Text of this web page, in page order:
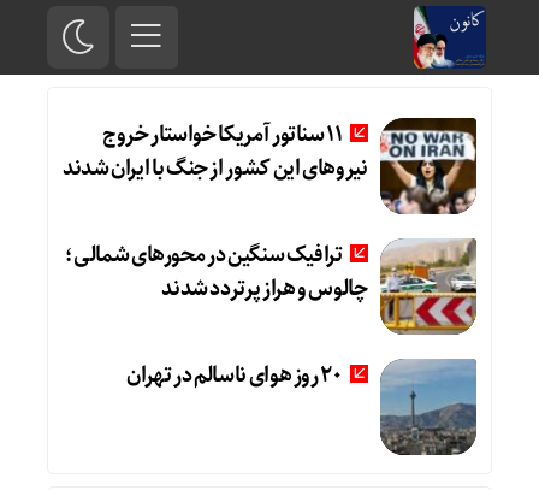
11 سناتور آمریکا خواستار خروج
نیروهای این کشور از جنگ با ایران شدند
ترافیک سنگین در محورهای شمالی؛
چالوس و هراز پرتردد شدند
20 روز هوای ناسالم در تهران